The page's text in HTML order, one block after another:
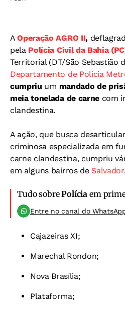
AOperação AGRO II,
pela Polícia Civil da Bahia
Territorial (DT/São Sebastião
Departamento de Polícia
cumpriu um mandado de
meia tonelada de carnecom
clandestina.
A ação, que busca
criminosa especializada em
carne clandestina, cumpriu
em alguns bairros de Salvador
Tudo sobrePolícia em
Entre no canal do
Cajazeiras XI;
Marechal Rondon;
Nova Brasília;
Plataforma;